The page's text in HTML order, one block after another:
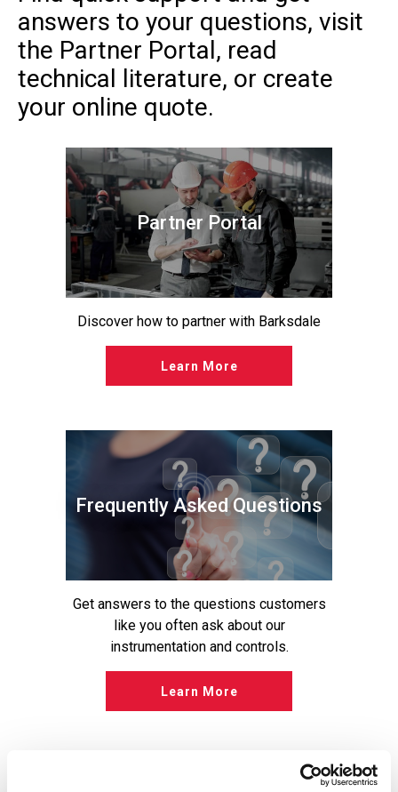
answers to your questions, visit
the Partner Portal, read
technical literature, or create
your online quote.
Partner Portal
Discover how to partner with Barksdale
Learn More
Frequently Asked Questions
Get answers to the questions customers
like you often ask about our
instrumentation and controls.
Learn More